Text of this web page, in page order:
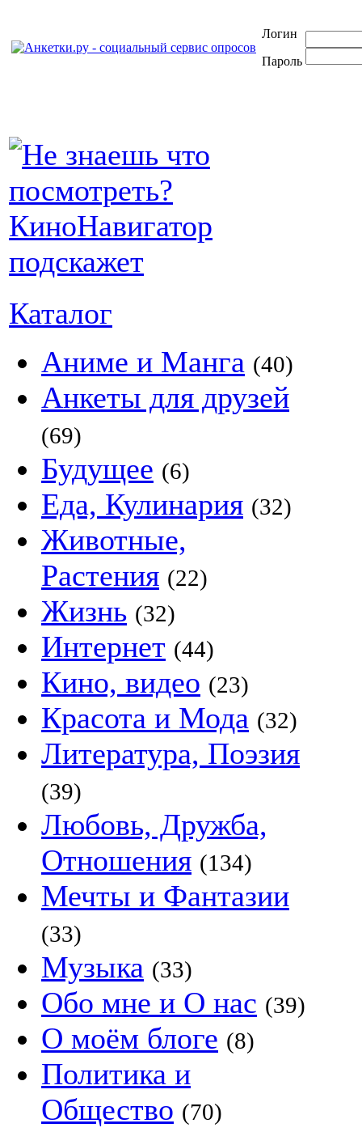
Логин
Пароль
Каталог
Аниме и Манга (40)
Анкеты для друзей
(69)
Будущее (6)
Еда, Кулинария (32)
Животные,
Растения (22)
Жизнь (32)
Интернет (44)
Кино, видео (23)
Красота и Мода (32)
Литература, Поэзия
(39)
Любовь, Дружба,
Отношения (134)
Мечты и Фантазии
(33)
Музыка (33)
Обо мне и О нас (39)
О моём блоге (8)
Политика и
Общество (70)